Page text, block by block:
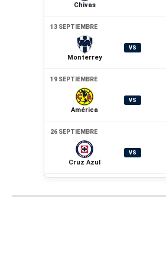
Chivas
13 SEPTIEMBRE
Monterrey
VS
19 SEPTIEMBRE
América
VS
26 SEPTIEMBRE
Cruz Azul
VS